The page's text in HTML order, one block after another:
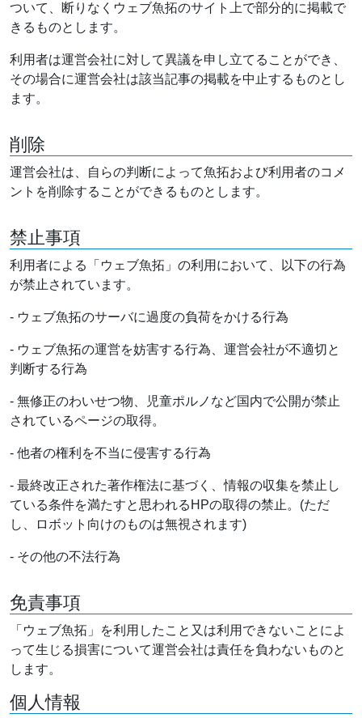
ついて、断りなくウェブ魚拓のサイト上で部分的に掲載で
きるものとします。
利用者は運営会社に対して異議を申し立てることができ、
その場合に運営会社は該当記事の掲載を中止するものとし
ます。
削除
運営会社は、自らの判断によって魚拓および利用者のコメ
ントを削除することができるものとします。
禁止事項
利用者による「ウェブ魚拓」の利用において、以下の行為
が禁止されています。
- ウェブ魚拓のサーバに過度の負荷をかける行為
- ウェブ魚拓の運営を妨害する行為、運営会社が不適切と
判断する行為
- 無修正のわいせつ物、児童ポルノなど国内で公開が禁止
されているページの取得。
- 他者の権利を不当に侵害する行為
- 最終改正された著作権法に基づく、情報の収集を禁止し
ている条件を満たすと思われるHPの取得の禁止。(ただ
し、ロボット向けのものは無視されます)
- その他の不法行為
免責事項
「ウェブ魚拓」を利用したこと又は利用できないことによ
って生じる損害について運営会社は責任を負わないものと
します。
個人情報